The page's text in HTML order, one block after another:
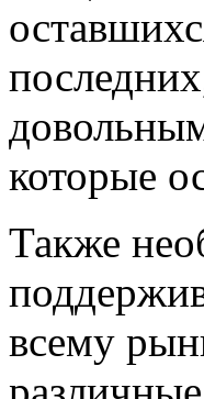
которые
Также
всему